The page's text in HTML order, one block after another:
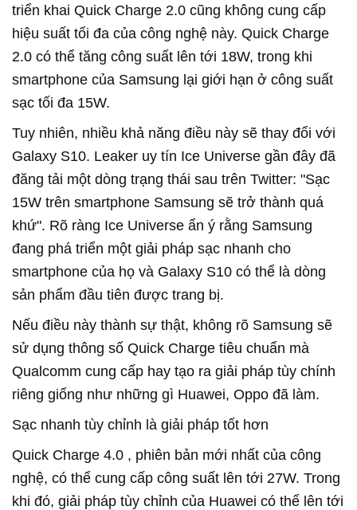
triển khai Quick Charge 2.0 cũng không cung cấp
hiệu suất tối đa của công nghệ này. Quick Charge
2.0 có thể tăng công suất lên tới 18W, trong khi
smartphone của Samsung lại giới hạn ở công suất
sạc tối đa 15W.
Tuy nhiên, nhiều khả năng điều này sẽ thay đổi với
Galaxy S10. Leaker uy tín Ice Universe gần đây đã
đăng tải một dòng trạng thái sau trên Twitter: "Sạc
15W trên smartphone Samsung sẽ trở thành quá
khứ". Rõ ràng Ice Universe ẩn ý rằng Samsung
đang phá triển một giải pháp sạc nhanh cho
smartphone của họ và Galaxy S10 có thể là dòng
sản phẩm đầu tiên được trang bị.
Nếu điều này thành sự thật, không rõ Samsung sẽ
sử dụng thông số Quick Charge tiêu chuẩn mà
Qualcomm cung cấp hay tạo ra giải pháp tùy chính
riêng giống như những gì Huawei, Oppo đã làm.
Sạc nhanh tùy chỉnh là giải pháp tốt hơn
Quick Charge 4.0 , phiên bản mới nhất của công
nghệ, có thể cung cấp công suất lên tới 27W. Trong
khi đó, giải pháp tùy chỉnh của Huawei có thể lên tới